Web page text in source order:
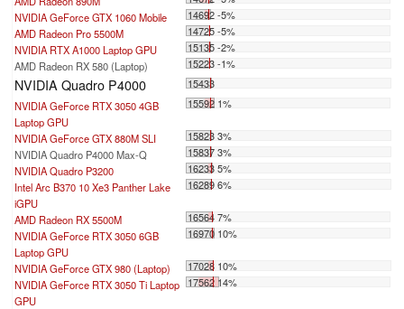
NVIDIA GeForce GTX 1060 Mobile
14692 -5%
AMD Radeon Pro 5500M
14725 -5%
NVIDIA RTX A1000 Laptop GPU
15135 -2%
AMD Radeon RX 580 (Laptop)
15223 -1%
NVIDIA Quadro P4000
15433
NVIDIA GeForce RTX 3050 4GB
Laptop GPU
15592 1%
NVIDIA GeForce GTX 880M SLI
15823 3%
NVIDIA Quadro P4000 Max-Q
15837 3%
NVIDIA Quadro P3200
16233 5%
Intel Arc B370 10 Xe3 Panther Lake
iGPU
16289 6%
AMD Radeon RX 5500M
16564 7%
NVIDIA GeForce RTX 3050 6GB
Laptop GPU
16970 10%
NVIDIA GeForce GTX 980 (Laptop)
17028 10%
NVIDIA GeForce RTX 3050 Ti Laptop
GPU
17562 14%